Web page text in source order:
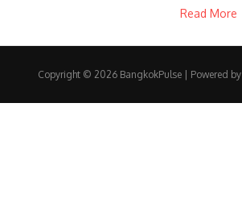
Read More
Copyright © 2026 BangkokPulse | Powered by